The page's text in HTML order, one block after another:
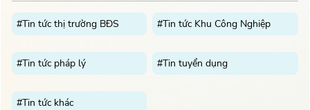
#Tin tức thị trường BĐS #Tin tức Khu Công Nghiệp
#Tin tức pháp lý #Tin tuyển dụng
#Tin tức khác